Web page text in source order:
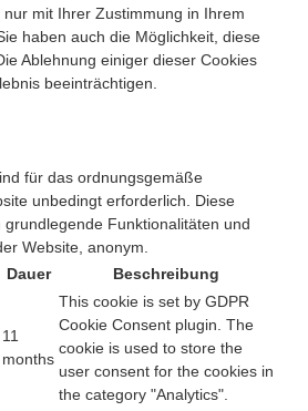
mit Ihrer Zustimmung in Ihrem
haben auch die Möglichkeit, diese
Ablehnung einiger dieser Cookies
beeinträchtigen.
für das ordnungsgemäße
unbedingt erforderlich. Diese
Funktionalitäten und
Website, anonym.
Dauer Beschreibung
11
months
This cookie is set by GDPR
Cookie Consent plugin. The
cookie is used to store the
user consent for the cookies in
the category "Analytics".